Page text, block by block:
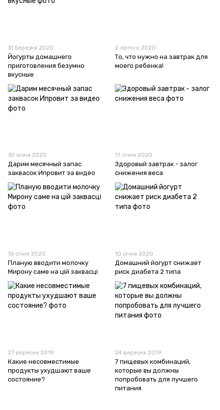
31 березня 2020
Йогурты домашнего
приготовления безумно
вкусные
2 лютого 2020
То, что нужно на завтрак для
моего ребенка!
30 січня 2020
Дарим месячный запас
заквасок Ипровит за видео
17 січня 2020
Здоровый завтрак - залог
снижения веса
16 січня 2020
Планую вводити молочку
Мирону саме на цій заквасці
10 січня 2020
Домашний йогурт снижает
риск диабета 2 типа
27 вересня 2019
Какие несовместимые
продукты ухудшают ваше
состояние?
24 вересня 2019
7 пищевых комбинаций,
которые вы должны
попробовать для лучшего
питания